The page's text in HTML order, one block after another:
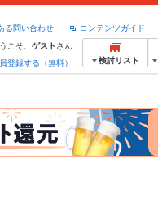
コンテンツガイド
る問い合わせ
こそ、 ゲスト さん
登録する（無料）
検討リスト